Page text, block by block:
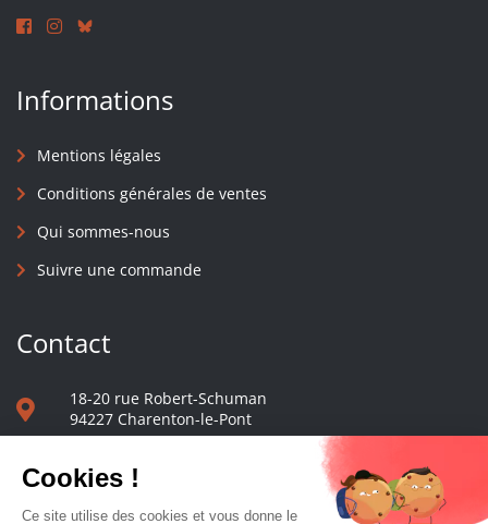
Informations
Mentions légales
Conditions générales de ventes
Qui sommes-nous
Suivre une commande
Contact
18-20 rue Robert-Schuman
94227 Charenton-le-Pont